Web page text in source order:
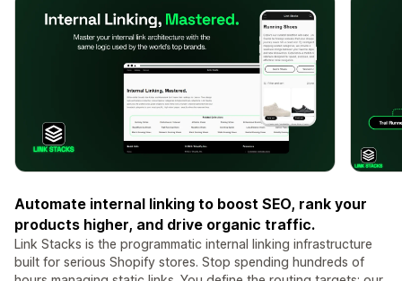
Automate internal linking to boost SEO, rank your
products higher, and drive organic traffic.
Link Stacks is the programmatic internal linking infrastructure
built for serious Shopify stores. Stop spending hundreds of